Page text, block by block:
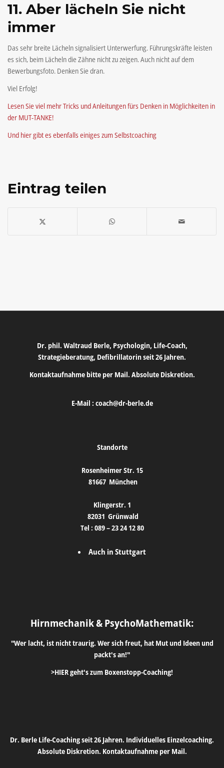
11. Aber lächeln Sie nicht
immer
Das sehr breite Lächeln signalisiert Unterwerfung. Führungskräfte leisten
es sich, beim Lächeln die Zähne nicht zu zeigen. Auch nicht auf dem
Bewerbungsfoto. Denken Sie dran.
Viel Erfolg!
Lesen Sie viel mehr Tricks und Anleitungen fürs Denken in Möglichkeiten in
der MUT-TANKE!
Und hier gibt es ebenfalls einiges zum Selbstcoaching
Eintrag teilen
Dr. phil. Waltraud Berle, Psychologin, Life-Coach,
Strategieberatung, Defibrillatorin seit 26 Jahren.
Kontaktaufnahme bitte per Mail. Absolute Diskretion.
E-Mail : coach@dr-berle.de
Standorte
Rosenheimer Str. 15
81667 München
Klingerstr. 1
82031 Grünwald
Tel : 089 – 23 24 12 80
Auch in Stuttgart
Hirnmechanik & PsychoMathematik:
"Wer lacht, ist nicht traurig. Wer sich freut, hat Mut und Ideen und
packt's an!"
>HIER geht's zum Boxenstopp-Coaching!
Dr. Berle Life-Coaching seit 26 Jahren. Individuelles Einzelcoaching.
Absolute Diskretion. Kontaktaufnahme per Mail.